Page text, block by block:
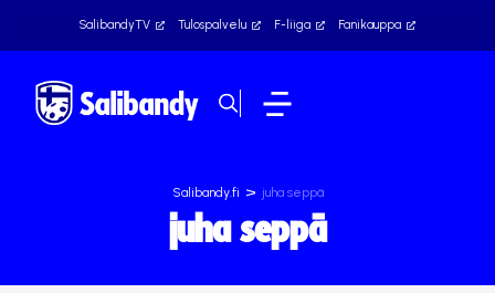
SalibandyTV Tulospalvelu F-liiga Fanikauppa
Salibandy.fi > juha seppä
juha seppä